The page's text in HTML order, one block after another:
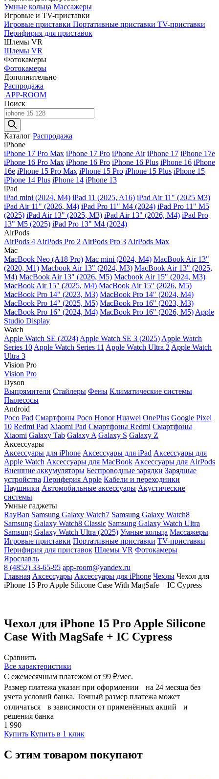
Умные кольца Массажеры
Игровые и TV-приставки
Игровые приставки Портативные приставки TV-приставки
Перифирия для приставок
Шлемы VR
Шлемы VR
Фотокамеры
Фотокамеры
Дополнительно
Распродажа
APP-ROOM
Поиск
Поиск
товаров
Каталог Распродажа
iPhone
iPhone 17 Pro Max iPhone 17 Pro iPhone Air iPhone 17 iPhone 17e
iPhone 16 Pro Max iPhone 16 Pro iPhone 16 Plus iPhone 16 iPhone
16e iPhone 15 Pro Max iPhone 15 Pro iPhone 15 Plus iPhone 15
iPhone 14 Plus iPhone 14 iPhone 13
iPad
iPad mini (2024, M4) iPad 11 (2025, A16) iPad Air 11" (2025 M3)
iPad Air 11" (2026, M4) iPad Pro 11" M4 (2024) iPad Pro 11" M5
(2025) iPad Air 13" (2025, M3) iPad Air 13" (2026, M4) iPad Pro
13" M5 (2025) iPad Pro 13" M4 (2024)
AirPods
AirPods 4 AirPods Pro 2 AirPods Pro 3 AirPods Max
Mac
MacBook Neo (A18 Pro) Mac mini (2024, M4) MacBook Air 13"
(2020, M1) Macbook Air 13" (2024, M3) MacBook Air 13" (2025,
M4) MacBook Air 13″ (2026, M5) Macbook Air 15" (2024, M3)
MacBook Air 15" (2025, M4) MacBook Air 15″ (2026, M5)
MacBook Pro 14" (2023, M3) MacBook Pro 14″ (2024, M4)
MacBook Pro 14″ (2025, M5) MacBook Pro 16" (2023, M3)
MacBook Pro 16″ (2024, M4) MacBook Pro 16" (2026, M5) Apple
Studio Display
Watch
Apple Watch SE (2024) Apple Watch SE 3 (2025) Apple Watch
Series 10 Apple Watch Series 11 Apple Watch Ultra 2 Apple Watch
Ultra 3
Vision Pro
Vision Pro
Dyson
Выпрямители Стайлеры Фены Климатические системы
Пылесосы
Android
Poco Pad Смартфоны Poco Honor Huawei OnePlus Google Pixel
10 Redmi Pad Xiaomi Pad Смартфоны Redmi Смартфоны
Xiaomi Galaxy Tab Galaxy A Galaxy S Galaxy Z
Аксессуары
Аксессуары для iPhone Аксессуары для iPad Аксессуары для
Apple Watch Аксессуары для MacBook Аксессуары для AirPods
Внешние аккумуляторы Беспроводные зарядки Зарядные
устройства Периферия Apple Кабели и переходники
Наушники Автомобильные аксессуары Акустические
системы
Умные гаджеты
RayBan Samsung Galaxy Watch7 Samsung Galaxy Watch8
Samsung Galaxy Watch8 Classic Samsung Galaxy Watch Ultra
Samsung Galaxy Watch Ultra (2025) Умные кольца Массажеры
Игровые приставки Портативные приставки TV-приставки
Перифирия для приставок Шлемы VR Фотокамеры
Ярославль
8 (4852) 33-65-95 app-room@yandex.ru
Главная Аксессуары Аксессуары для iPhone Чехлы Чехол для
iPhone 15 Pro Apple Silicone Case With MagSafe + IC Cypress
Чехол для iPhone 15 Pro Apple Silicone
Case With MagSafe + IC Cypress
Сравнить
Все характеристики
С ежемесячным платежом от 99 ₽/мес.
Размер платежа указан при оформлении на 24 месяца без
учета условий банка. Точный размер платежа может
отличаться в зависимости от применённых акций и
решения банка
1 990
Купить Купить в 1 клик
С этим товаром покупают